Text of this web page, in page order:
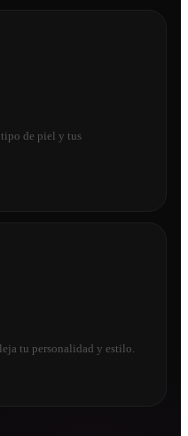
de piel y tus
tu personalidad y estilo.